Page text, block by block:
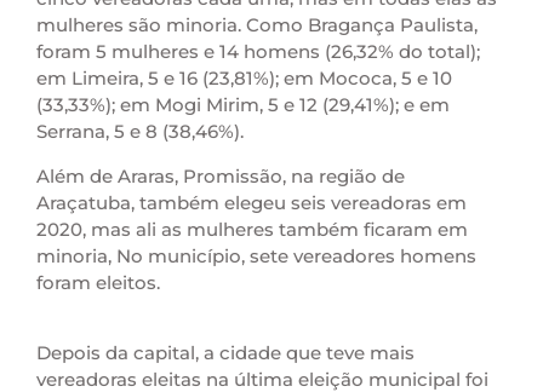
mulheres são minoria. Como Bragança Paulista,
foram 5 mulheres e 14 homens (26,32% do total);
em Limeira, 5 e 16 (23,81%); em Mococa, 5 e 10
(33,33%); em Mogi Mirim, 5 e 12 (29,41%); e em
Serrana, 5 e 8 (38,46%).
Além de Araras, Promissão, na região de
Araçatuba, também elegeu seis vereadoras em
2020, mas ali as mulheres também ficaram em
minoria, No município, sete vereadores homens
foram eleitos.
Depois da capital, a cidade que teve mais
vereadoras eleitas na última eleição municipal foi